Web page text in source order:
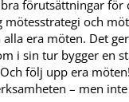
förutsättningar för
mötesstrategi och
era möten. Det
i sin tur bygger en
följ upp era
– men